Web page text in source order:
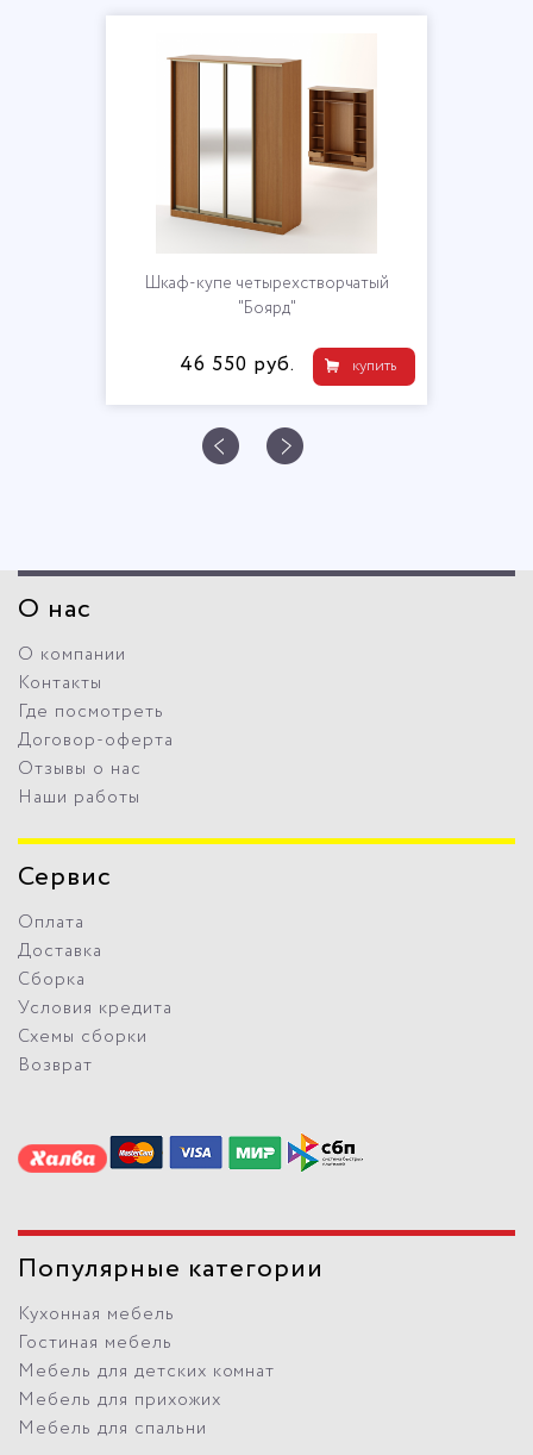
Шкаф-купе четырехстворчатый
"Боярд"
купить
46 550 руб.
О нас
О компании
Контакты
Где посмотреть
Договор-оферта
Отзывы о нас
Наши работы
Сервис
Оплата
Доставка
Сборка
Условия кредита
Схемы сборки
Возврат
Популярные категории
Кухонная мебель
Гостиная мебель
Мебель для детских комнат
Мебель для прихожих
Мебель для спальни